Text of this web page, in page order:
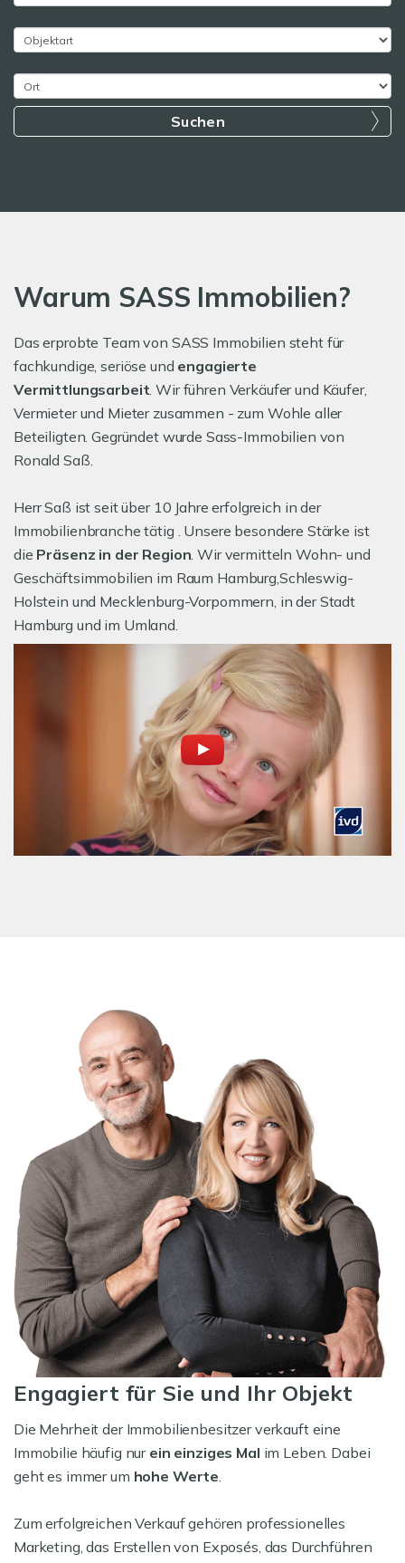
Suchen
Warum SASS Immobilien?
Das erprobte Team von SASS Immobilien steht für
fachkundige, seriöse und engagierte
Vermittlungsarbeit. Wir führen Verkäufer und Käufer,
Vermieter und Mieter zusammen - zum Wohle aller
Beteiligten. Gegründet wurde Sass-Immobilien von
Ronald Saß.
Herr Saß ist seit über 10 Jahre erfolgreich in der
Immobilienbranche tätig . Unsere besondere Stärke ist
die Präsenz in der Region. Wir vermitteln Wohn- und
Geschäftsimmobilien im Raum Hamburg,Schleswig-
Holstein und Mecklenburg-Vorpommern, in der Stadt
Hamburg und im Umland.
Engagiert für Sie und Ihr Objekt
Die Mehrheit der Immobilienbesitzer verkauft eine
Immobilie häufig nur ein einziges Mal im Leben. Dabei
geht es immer um hohe Werte.
Zum erfolgreichen Verkauf gehören professionelles
Marketing, das Erstellen von Exposés, das Durchführen